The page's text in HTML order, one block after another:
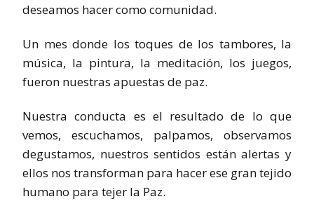
deseamos hacer como comunidad.
Un mes donde los toques de los tambores, la
música, la pintura, la meditación, los juegos,
fueron nuestras apuestas de paz.
Nuestra conducta es el resultado de lo que
vemos, escuchamos, palpamos, observamos
degustamos, nuestros sentidos están alertas y
ellos nos transforman para hacer ese gran tejido
humano para tejer la Paz.